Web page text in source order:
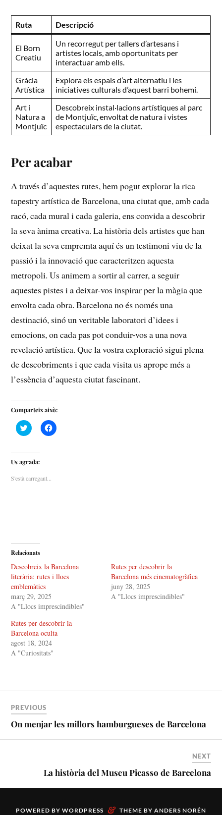
Ruta Descripció
El Born
Creatiu
Un recorregut per tallers d’artesans ‌i
artistes locals, ‌amb oportunitats⁣ per
interactuar amb ells.
Gràcia​
Artística
Explora els espais d’art alternatiu i les
iniciatives culturals d’aquest barri bohemi.
Art i
Natura a
Montjuïc
Descobreix instal·lacions artístiques al parc
de Montjuïc,⁣ envoltat de⁣ natura i vistes
espectaculars de la ciutat.
Per acabar
A través d’aquestes rutes, hem pogut explorar la rica
tapestry artística ⁣de Barcelona, una ciutat que, amb cada
racó, cada mural i cada galeria, ens convida a descobrir
⁣la seva ànima‍ creativa. La història‌ dels artistes que han
deixat la seva empremta aquí és​ un testimoni viu de la
passió i la innovació que caracteritzen aquesta
metropoli. Us animem a sortir al carrer, a seguir
aquestes pistes i a deixar-vos inspirar per la màgia que⁤
envolta cada obra. Barcelona no‍ és només una
destinació, sinó un veritable laboratori d’idees i
emocions, on‍ cada pas pot conduir-vos a una nova
revelació artística. Que la vostra exploració sigui plena
de descobriments i que cada visita us aprope‌ més a
l’essència d’aquesta ciutat fascinant.
Comparteix això:
F
e
l
i
c
e
r
l
w
i
t
t
e
r
(
o
b
r
e
e
n
o
a
f
i
n
e
t
F
e
a
c
e
k
S
'
o
n
i
n
s
)
Us agrada:
S'està carregant...
Relacionats
Descobreix la Barcelona
literària: rutes i llocs
emblemàtics
març 29, 2025
A "Llocs imprescindibles"
Rutes per descobrir la
Barcelona més cinematogràfica
juny 28, 2025
A "Llocs imprescindibles"
Rutes per descobrir la
Barcelona oculta
agost 18, 2024
A "Curiositats"
PREVIOUS
On menjar les millors hamburgueses de Barcelona
NEXT
La història del Museu Picasso de Barcelona
POWERED BY WORDPRESS & THEME BY ANDERS NORÉN